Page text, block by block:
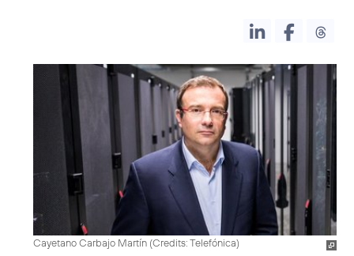
Cayetano Carbajo Martín (Credits: Telefónica)